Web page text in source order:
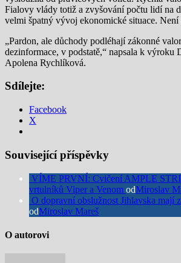
Fialovy vlády totiž a zvyšování počtu lidí na
velmi špatný vývoj ekonomické situace. Není
„Pardon, ale důchody podléhají zákonné
dezinformace, v podstatě,“ napsala k výroku
Apolena Rychlíková.
Sdílejte:
Facebook
X
Související příspěvky
VÍME PRVNÍ: Cvičení AMPLE
vrtulníků Viper a Venom odMiroslav
O dopravní obslužnost Jihlavska mají
odMiroslav Mareš
O autorovi